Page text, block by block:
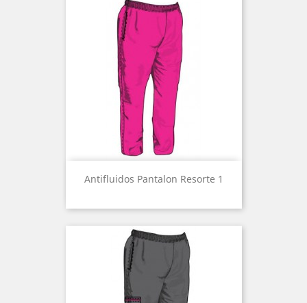
Antifluidos Pantalon Resorte 1